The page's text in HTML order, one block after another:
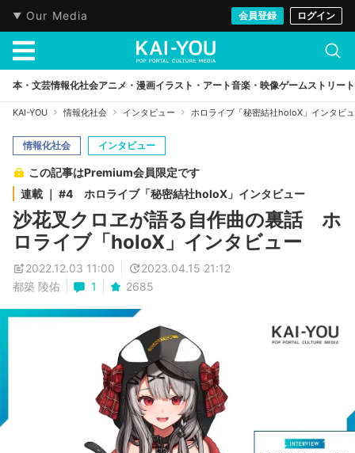
Our Media 会員登録 ログイン
本・文芸情報化社会アニメ・漫画イラスト・アート音楽・映像ゲームストリート
KAI-YOU 情報化社会 インタビュー ホロライブ「秘密結社holoX」インタビ
情報化社会 インタビュー
この記事はPremium会員限定です
連載 ｜ #4 ホロライブ「秘密結社holoX」インタビュー
沙花叉クロヱが語る自作曲の裏話 ホ
ロライブ「holoX」インタビュー
2022.12.03 11:00
2023.04.15 21:12
都築 陵佑
1 2685